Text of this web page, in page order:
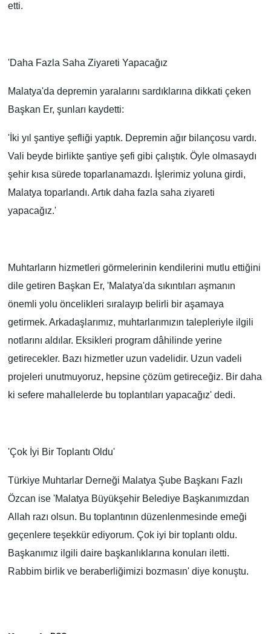
etti.
'Daha Fazla Saha Ziyareti Yapacağız
Malatya'da depremin yaralarını sardıklarına dikkati çeken
Başkan Er, şunları kaydetti:
'İki yıl şantiye şefliği yaptık. Depremin ağır bilançosu vardı.
Vali beyde birlikte şantiye şefi gibi çalıştık. Öyle olmasaydı
şehir kısa sürede toparlanamazdı. İşlerimiz yoluna girdi,
Malatya toparlandı. Artık daha fazla saha ziyareti
yapacağız.'
Muhtarların hizmetleri görmelerinin kendilerini mutlu ettiğini
dile getiren Başkan Er, 'Malatya'da sıkıntıları aşmanın
önemli yolu öncelikleri sıralayıp belirli bir aşamaya
getirmek. Arkadaşlarımız, muhtarlarımızın talepleriyle ilgili
notlarını aldılar. Eksikleri program dâhilinde yerine
getirecekler. Bazı hizmetler uzun vadelidir. Uzun vadeli
projeleri unutmuyoruz, hepsine çözüm getireceğiz. Bir daha
ki sefere mahallelerde bu toplantıları yapacağız' dedi.
'Çok İyi Bir Toplantı Oldu'
Türkiye Muhtarlar Derneği Malatya Şube Başkanı Fazlı
Özcan ise 'Malatya Büyükşehir Belediye Başkanımızdan
Allah razı olsun. Bu toplantının düzenlenmesinde emeği
geçenlere teşekkür ediyorum. Çok iyi bir toplantı oldu.
Başkanımız ilgili daire başkanlıklarına konuları iletti.
Rabbim birlik ve beraberliğimizi bozmasın' diye konuştu.